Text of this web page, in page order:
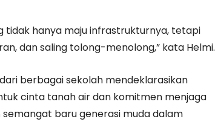
tidak hanya maju infrastrukturnya, tetapi
dan saling tolong-menolong,” kata Helmi.
berbagai sekolah mendeklarasikan
cinta tanah air dan komitmen menjaga
semangat baru generasi muda dalam